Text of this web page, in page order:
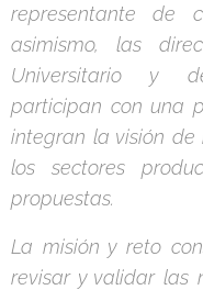
representante de
asimismo, las
Universitario y
participan con una
integran la visión de
los sectores
propuestas.
La misión y reto
revisar y validar las